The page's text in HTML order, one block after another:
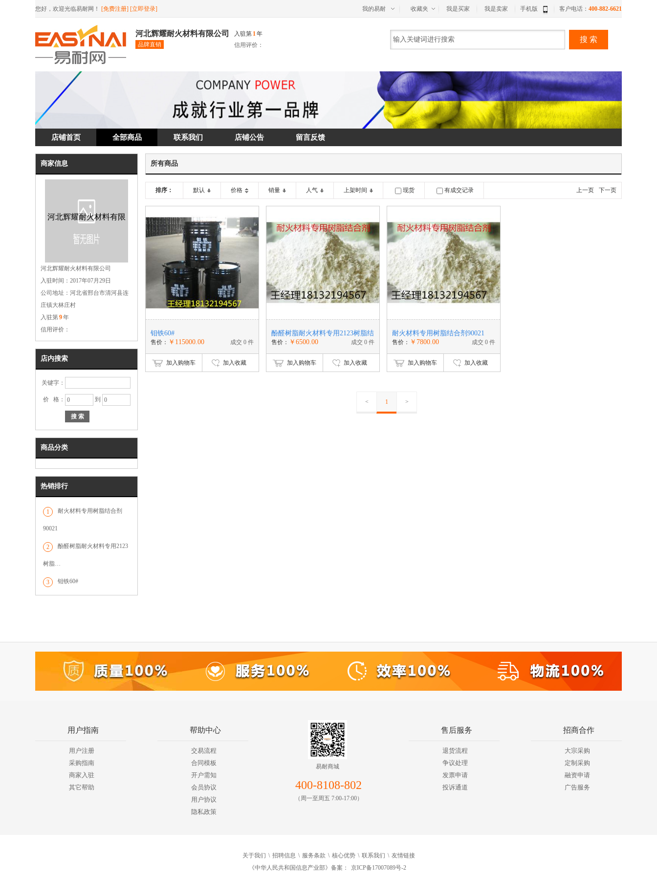
我的易耐 收藏夹 我是买家 我是卖家 手机版 客户电话： 400-882-6621
您好，欢迎光临易耐网！ [免费注册] [立即登录]
河北辉耀耐火材料有限公司
品牌直销
入驻第 1年
信用评价：
搜 索
店铺首页 全部商品 联系我们 店铺公告 留言反馈
商家信息
河北辉耀耐火材料有限
公司
河北辉耀耐火材料有限公司
入驻时间：2017年07月29日
公司地址：河北省邢台市清河县连
庄镇大林庄村
入驻第9年
信用评价：
店内搜索
关键字：
价 格： 到
搜 索
商品分类
热销排行
1 耐火材料专用树脂结合剂
90021
2 酚醛树脂耐火材料专用2123
树脂…
3 钼铁60#
所有商品
上一页 下一页
排序： 默认 价格 销量 人气 上架时间 现货 有成交记录
钼铁60#
成交 0 件
售价： ￥115000.00
加入购物车 加入收藏
酚醛树脂耐火材料专用2123树脂结
合剂
成交 0 件
售价： ￥6500.00
加入购物车 加入收藏
耐火材料专用树脂结合剂90021
成交 0 件
售价： ￥7800.00
加入购物车 加入收藏
< 1 >
用户指南
用户注册
采购指南
商家入驻
其它帮助
帮助中心
交易流程
合同模板
开户需知
会员协议
用户协议
隐私政策
易耐商城
400-8108-802
（周一至周五 7:00-17:00）
售后服务
退货流程
争议处理
发票申请
投诉通道
招商合作
大宗采购
定制采购
融资申请
广告服务
关于我们 \ 招聘信息 \ 服务条款 \ 核心优势 \ 联系我们 \ 友情链接
《中华人民共和国信息产业部》备案：
京ICP备17007089号-2